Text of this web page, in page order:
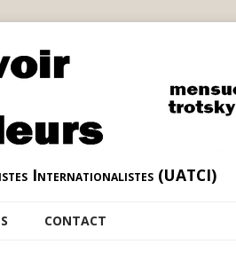
Internationalistes (UATCI)
CONTACT